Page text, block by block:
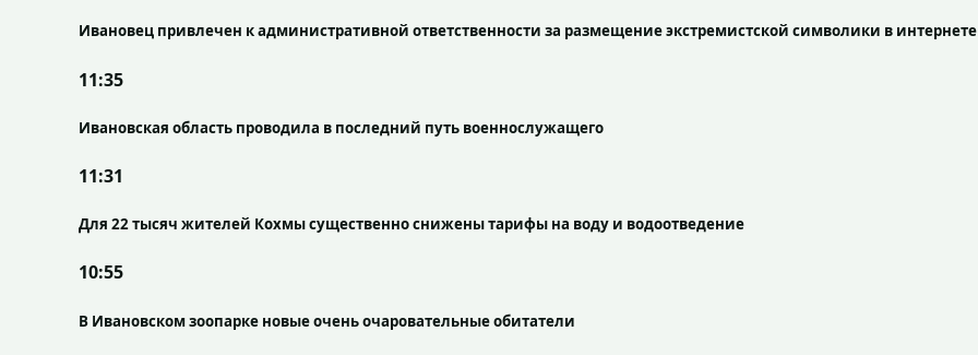
Ивановец привлечен к административной ответственности за размещение экстремистской символики в интернете
11:35
Ивановская область проводила в последний путь военнослужащего
11:31
Для 22 тысяч жителей Кохмы существенно снижены тарифы на воду и водоотведение
10:55
В Ивановском зоопарке новые очень очаровательные обитатели